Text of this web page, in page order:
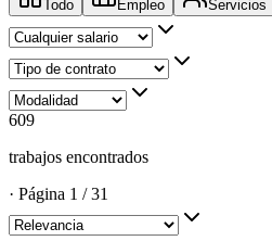
Todo Empleo Servicios
609
trabajos encontrados
· Página 1 /31